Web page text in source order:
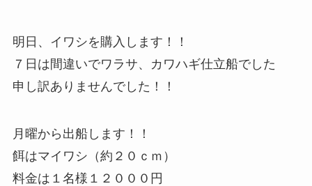
明日、イワシを購入します！！
７日は間違いでワラサ、カワハギ仕立船でした
申し訳ありませんでした！！
月曜から出船します！！
餌はマイワシ（約２０ｃｍ）
料金は１名様１２０００円